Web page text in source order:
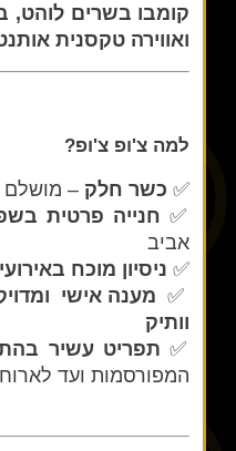
קומבו בשרים לוהט,
ואווירה טקסנית
למה צ'ופ צ'ופ?
✅ כשר חלק – מושלם
✅ חנייה פרטית
אביב
✅ ניסיון מוכח
✅ מענה אישי
וותיק
✅ תפריט עשיר
המפורסמות ועד